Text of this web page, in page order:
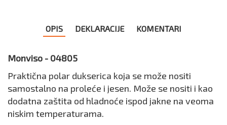
OPIS DEKLARACIJE KOMENTARI
Monviso - 04805
Praktična polar dukserica koja se može nositi
samostalno na proleće i jesen. Može se nositi i kao
dodatna zaštita od hladnoće ispod jakne na veoma
niskim temperaturama.